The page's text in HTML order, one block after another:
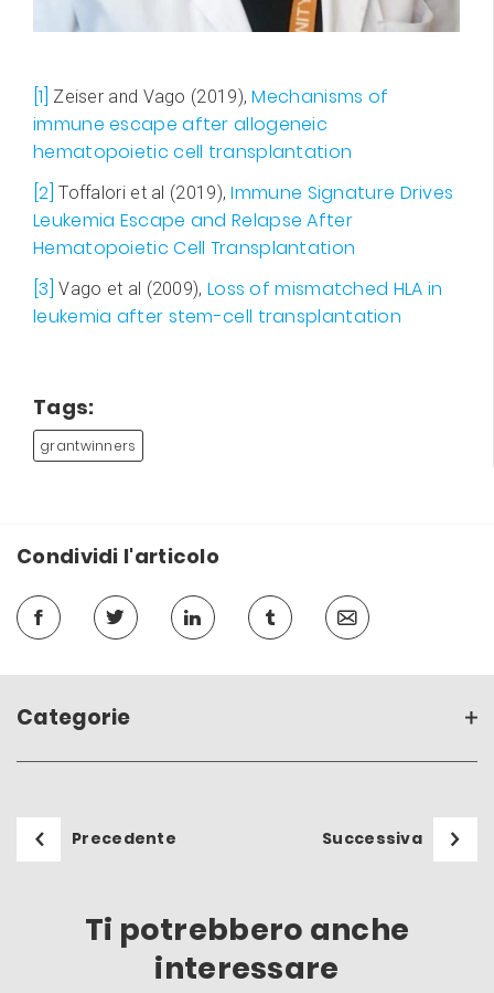
[1] Zeiser and Vago (2019),Mechanisms of
immune escape after allogeneic
hematopoietic cell transplantation
[2] Toffalori et al (2019),Immune Signature Drives
Leukemia Escape and Relapse After
Hematopoietic Cell Transplantation
[3] Vago et al (2009), Loss of mismatched HLA in
leukemia after stem-cell transplantation
Tags:
grantwinners
Condividi l'articolo
Categorie
Precedente Successiva
Ti potrebbero anche
interessare